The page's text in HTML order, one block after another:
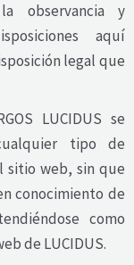
observancia y
aquí
legal que
LUCIDUS se
tipo de
sitio web, sin que
conocimiento de
como
de LUCIDUS.